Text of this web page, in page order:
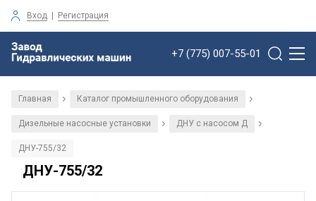
Вход | Регистрация
+7 (775) 007-55-01
Главная / Каталог промышленного оборудования /
Дизельные насосные установки / ДНУ с насосом Д /
ДНУ-755/32
ДНУ-755/32